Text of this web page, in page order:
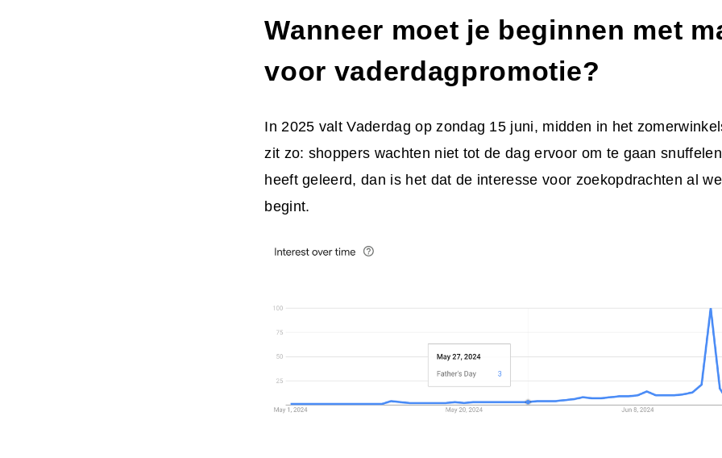
Wanneer moet je beginnen met
voor vaderdagpromotie?
In 2025 valt Vaderdag op zondag 15 juni, midden in het
zit zo: shoppers wachten niet tot de dag ervoor om te gaan
heeft geleerd, dan is het dat de interesse voor zoekopdrachten al
begint.